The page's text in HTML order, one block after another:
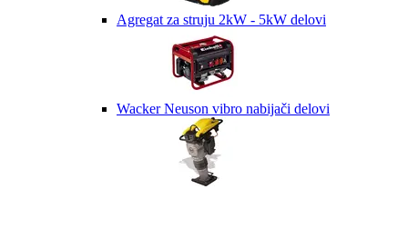
Agregat za struju 2kW - 5kW delovi
Wacker Neuson vibro nabijači delovi